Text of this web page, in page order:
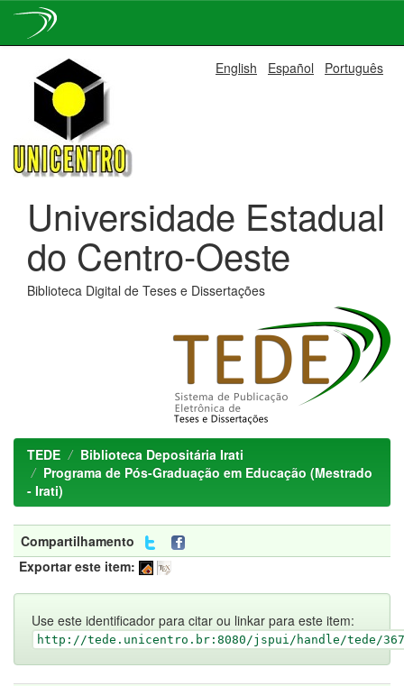
navigation
English Español Português
Universidade Estadual
do Centro-Oeste
Biblioteca Digital de Teses e Dissertações
TEDE
Biblioteca Depositária Irati
Programa de Pós-Graduação em Educação (Mestrado
- Irati)
Compartilhamento
Exportar este item:
Use este identificador para citar ou linkar para este item:
http://tede.unicentro.br:8080/jspui/handle/tede/367